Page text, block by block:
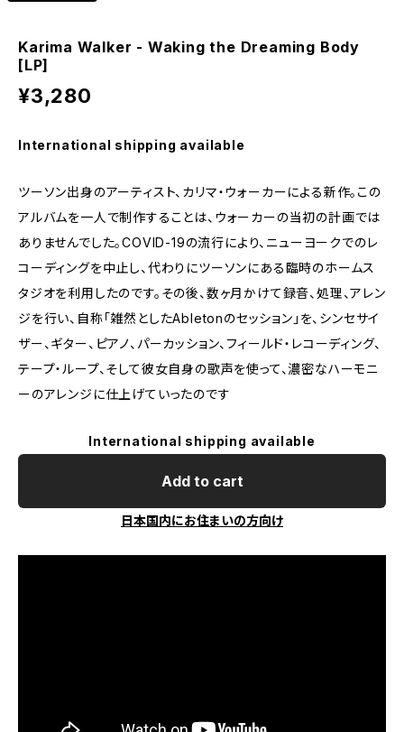
Karima Walker - Waking the Dreaming Body
[LP]
¥3,280
International shipping available
ツーソン出身のアーティスト、カリマ・ウォーカーによる新作。この
アルバムを一人で制作することは、ウォーカーの当初の計画では
ありませんでした。COVID-19の流行により、ニューヨークでのレ
コーディングを中止し、代わりにツーソンにある臨時のホームス
タジオを利用したのです。その後、数ヶ月かけて録音、処理、アレン
ジを行い、自称「雑然としたAbletonのセッション」を、シンセサイ
ザー、ギター、ピアノ、パーカッション、フィールド・レコーディング、
テープ・ループ、そして彼女自身の歌声を使って、濃密なハーモニ
ーのアレンジに仕上げていったのです
International shipping available
Add to cart
日本国内にお住まいの方向け